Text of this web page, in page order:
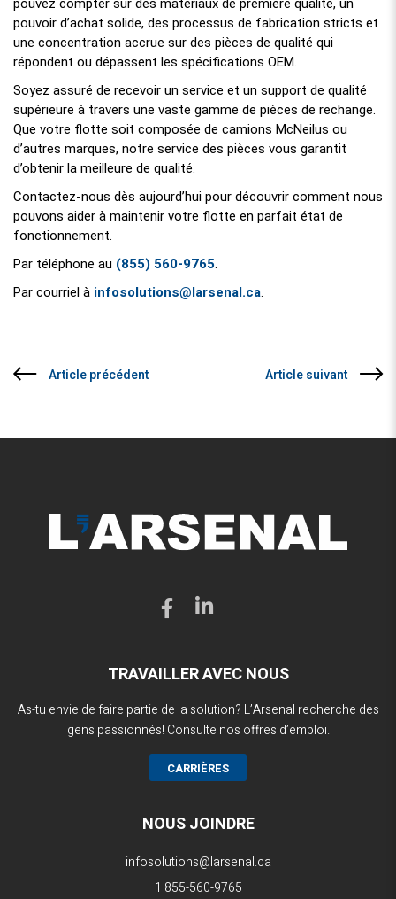
pouvoir d’achat solide, des processus de fabrication stricts et
une concentration accrue sur des pièces de qualité qui
répondent ou dépassent les spécifications OEM.
Soyez assuré de recevoir un service et un support de qualité
supérieure à travers une vaste gamme de pièces de rechange.
Que votre flotte soit composée de camions McNeilus ou
d’autres marques, notre service des pièces vous garantit
d’obtenir la meilleure de qualité.
Contactez-nous dès aujourd’hui pour découvrir comment nous
pouvons aider à maintenir votre flotte en parfait état de
fonctionnement.
Par téléphone au (855) 560-9765
Par courriel à infosolutions@larsenal.ca
Article précédent Article suivant
TRAVAILLER AVEC NOUS
As-tu envie de faire partie de la solution? L’Arsenal recherche des
gens passionnés! Consulte nos offres d’emploi.
CARRIÈRES
NOUS JOINDRE
infosolutions@larsenal.ca
1 855-560-9765